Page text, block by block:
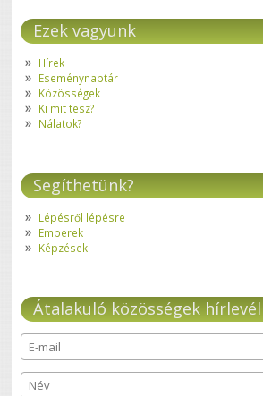
Ezek vagyunk
Hírek
Eseménynaptár
Közösségek
Ki mit tesz?
Nálatok?
Segíthetünk?
Lépésről lépésre
Emberek
Képzések
Átalakuló közösségek hírlevél
E-mail*
Név